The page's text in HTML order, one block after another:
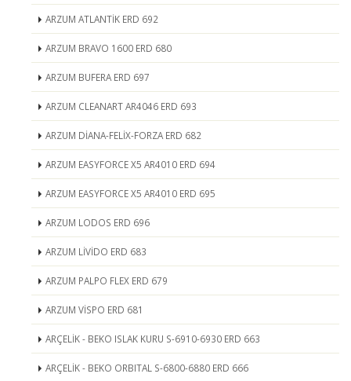
ARZUM ATLANTİK ERD 692
ARZUM BRAVO 1600 ERD 680
ARZUM BUFERA ERD 697
ARZUM CLEANART AR4046 ERD 693
ARZUM DİANA-FELİX-FORZA ERD 682
ARZUM EASYFORCE X5 AR4010 ERD 694
ARZUM EASYFORCE X5 AR4010 ERD 695
ARZUM LODOS ERD 696
ARZUM LİVİDO ERD 683
ARZUM PALPO FLEX ERD 679
ARZUM VİSPO ERD 681
ARÇELİK - BEKO ISLAK KURU S-6910-6930 ERD 663
ARÇELİK - BEKO ORBITAL S-6800-6880 ERD 666